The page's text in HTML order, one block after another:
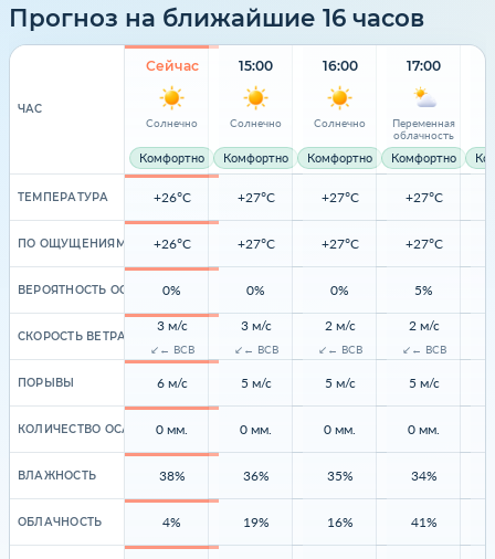
Прогноз на ближайшие 16 часов
ЧАС
ТЕМПЕРАТУРА
ПО ОЩУЩЕНИЯМ
ВЕРОЯТНОСТЬ ОСАДКОВ
СКОРОСТЬ ВЕТРА
ПОРЫВЫ
КОЛИЧЕСТВО ОСАДКОВ
ВЛАЖНОСТЬ
ОБЛАЧНОСТЬ
Сейчас
Солнечно
Комфортно
+26°C
+26°C
0%
3 м/с
↙← ВСВ
6 м/с
0 мм.
38%
4%
15:00
Солнечно
Комфортно
+27°C
+27°C
0%
3 м/с
↙← ВСВ
5 м/с
0 мм.
36%
19%
16:00
Солнечно
Комфортно
+27°C
+27°C
0%
2 м/с
↙← ВСВ
5 м/с
0 мм.
35%
16%
17:00
Переменная
облачность
Комфортно
+27°C
+27°C
5%
2 м/с
↙← ВСВ
5 м/с
0 мм.
34%
41%